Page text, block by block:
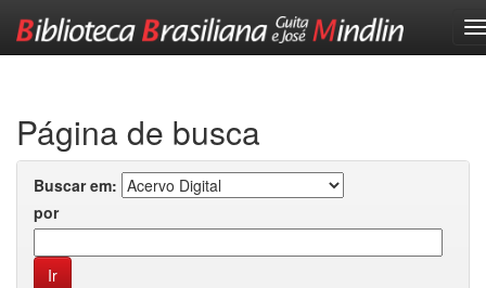
Página de busca
Buscar em:
por